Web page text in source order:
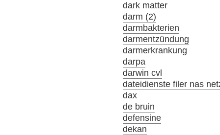
dark matter
darm (2)
darmbakterien
darmentzündung
darmerkrankung
darpa
darwin cvl
dateidienste filer nas
dax
de bruin
defensine
dekan